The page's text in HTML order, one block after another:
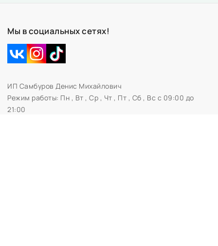
Мы в социальных сетях!
ИП Самбуров Денис Михайлович
Режим работы: Пн , Вт , Ср , Чт , Пт , Сб , Вс c 09:00 до
21:00